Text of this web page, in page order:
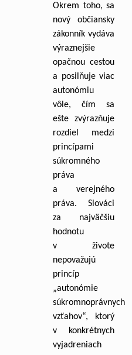
Okrem toho, sa
nový občiansky
zákonník vydáva
výraznejšie
opačnou cestou
a posilňuje viac
autonómiu
vôle, čím sa
ešte zvýrazňuje
rozdiel medzi
princípami
súkromného
práva
a verejného
práva. Slováci
za najväčšiu
hodnotu
v živote
nepovažujú
princíp
„autonómie
súkromnoprávnych
vzťahov“, ktorý
v konkrétnych
vyjadreniach